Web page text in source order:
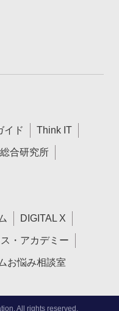
イド Think IT
合研究所
DIGITAL X
・アカデミー
お悩み相談室
All rights reserved.